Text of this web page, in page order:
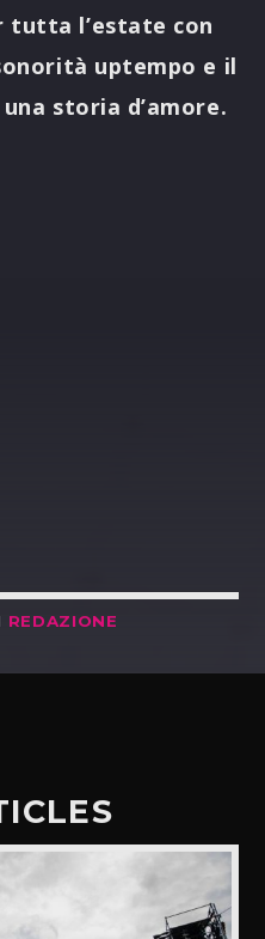
tutta l’estate con
uptempo e il
storia d’amore.
REDAZIONE